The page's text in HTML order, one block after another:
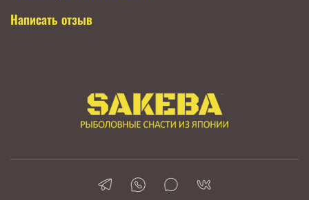
Написать отзыв